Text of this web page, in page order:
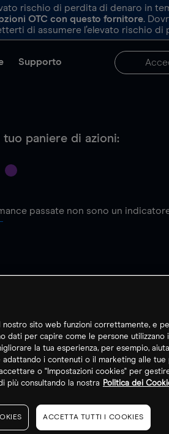
rischio di perdita di denaro in
OTC con questo fornitore.
di assumere l’elevato rischio di
Supporto
tuo paniere di azioni:
passate non sono un
sito web funzioni correttamente, e
dati per capire come le persone utilizzano
la tua esperienza, per esempio,
i contenuti o il marketing alle tue
o "Impostazioni cookies" per
più consultando la nostra
Politica dei
ACCETTA TUTTI I COOKIES